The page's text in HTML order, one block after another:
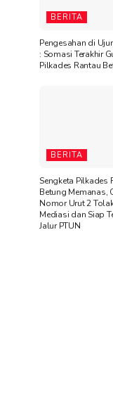
BERITA
Pengesahan di
: Somasi Terakhir
Pilkades Rantau
BERITA
Sengketa Pilkades
Betung Memanas,
Nomor Urut 2
Mediasi dan Siap
Jalur PTUN